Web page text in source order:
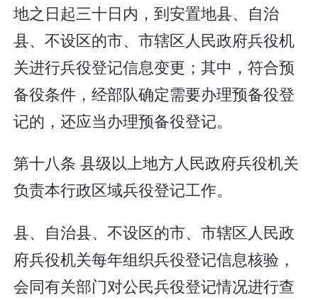
地之日起三十日内，到安置地县、自治
县、不设区的市、市辖区人民政府兵役机
关进行兵役登记信息变更；其中，符合预
备役条件，经部队确定需要办理预备役登
记的，还应当办理预备役登记。
第十八条 县级以上地方人民政府兵役机关
负责本行政区域兵役登记工作。
县、自治县、不设区的市、市辖区人民政
府兵役机关每年组织兵役登记信息核验，
会同有关部门对公民兵役登记情况进行查